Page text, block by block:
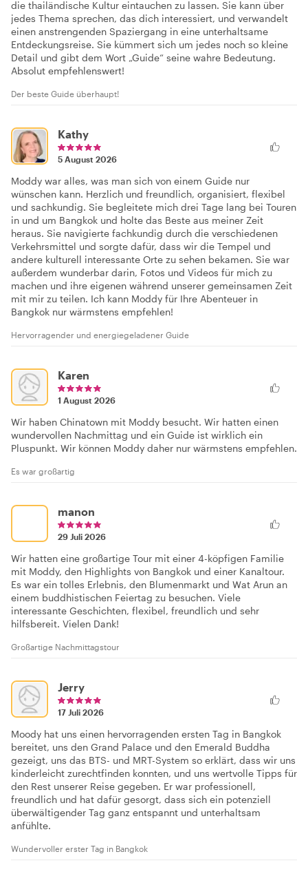
die thailändische Kultur eintauchen zu lassen. Sie kann über
jedes Thema sprechen, das dich interessiert, und verwandelt
einen anstrengenden Spaziergang in eine unterhaltsame
Entdeckungsreise. Sie kümmert sich um jedes noch so kleine
Detail und gibt dem Wort „Guide“ seine wahre Bedeutung.
Absolut empfehlenswert!
Der beste Guide überhaupt!
Kathy
5 August 2026
Moddy war alles, was man sich von einem Guide nur
wünschen kann. Herzlich und freundlich, organisiert, flexibel
und sachkundig. Sie begleitete mich drei Tage lang bei Touren
in und um Bangkok und holte das Beste aus meiner Zeit
heraus. Sie navigierte fachkundig durch die verschiedenen
Verkehrsmittel und sorgte dafür, dass wir die Tempel und
andere kulturell interessante Orte zu sehen bekamen. Sie war
außerdem wunderbar darin, Fotos und Videos für mich zu
machen und ihre eigenen während unserer gemeinsamen Zeit
mit mir zu teilen. Ich kann Moddy für Ihre Abenteuer in
Bangkok nur wärmstens empfehlen!
Hervorragender und energiegeladener Guide
Karen
1 August 2026
Wir haben Chinatown mit Moddy besucht. Wir hatten einen
wundervollen Nachmittag und ein Guide ist wirklich ein
Pluspunkt. Wir können Moddy daher nur wärmstens empfehlen.
Es war großartig
manon
29 Juli 2026
Wir hatten eine großartige Tour mit einer 4-köpfigen Familie
mit Moddy, den Highlights von Bangkok und einer Kanaltour.
Es war ein tolles Erlebnis, den Blumenmarkt und Wat Arun an
einem buddhistischen Feiertag zu besuchen. Viele
interessante Geschichten, flexibel, freundlich und sehr
hilfsbereit. Vielen Dank!
Großartige Nachmittagstour
Jerry
17 Juli 2026
Moody hat uns einen hervorragenden ersten Tag in Bangkok
bereitet, uns den Grand Palace und den Emerald Buddha
gezeigt, uns das BTS- und MRT-System so erklärt, dass wir uns
kinderleicht zurechtfinden konnten, und uns wertvolle Tipps für
den Rest unserer Reise gegeben. Er war professionell,
freundlich und hat dafür gesorgt, dass sich ein potenziell
überwältigender Tag ganz entspannt und unterhaltsam
anfühlte.
Wundervoller erster Tag in Bangkok